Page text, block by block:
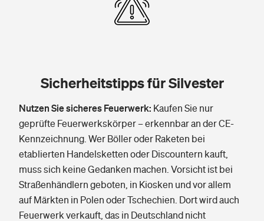
Sicherheitstipps für Silvester
Nutzen Sie sicheres Feuerwerk: Kaufen Sie nur
geprüfte Feuerwerkskörper – erkennbar an der CE-
Kennzeichnung. Wer Böller oder Raketen bei
etablierten Handelsketten oder Discountern kauft,
muss sich keine Gedanken machen. Vorsicht ist bei
Straßenhändlern geboten, in Kiosken und vor allem
auf Märkten in Polen oder Tschechien. Dort wird auch
Feuerwerk verkauft, das in Deutschland nicht